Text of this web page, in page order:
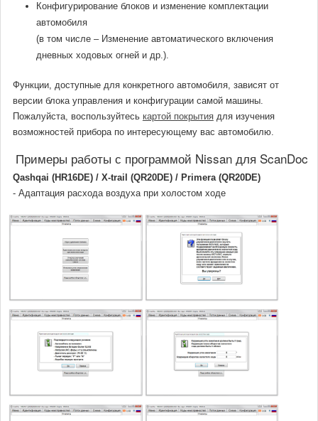
Конфигурирование блоков и изменение комплектации
автомобиля
(в том числе – Изменение автоматического включения
дневных ходовых огней и др.).
Функции, доступные для конкретного автомобиля, зависят от
версии блока управления и конфигурации самой машины.
Пожалуйста, воспользуйтесь картой покрытиядля изучения
возможностей прибора по интересующему вас автомобилю.
Примеры работы с программой Nissan для ScanDoc
Qashqai (HR16DE) / X-trail (QR20DE) / Primera (QR20DE)
- Адаптация расхода воздуха при холостом ходе